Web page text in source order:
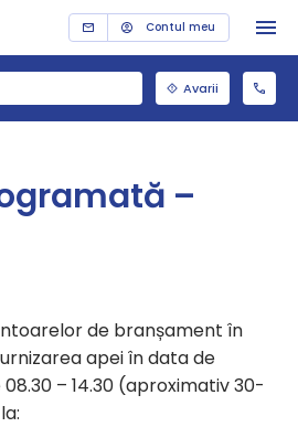
Contul meu
Avarii
–
de branșament în
apei în data de
08.30 – 14.30 (aproximativ 30-